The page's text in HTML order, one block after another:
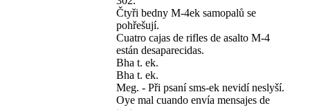
Čtyři bedny M-4ek samopalů se
pohřešují.
Cuatro cajas de rifles de asalto M-4
están desaparecidas.
Bha t. ek.
Bha t. ek.
Meg. - Při psaní sms-ek nevidí neslyší.
Oye mal cuando envía mensajes de